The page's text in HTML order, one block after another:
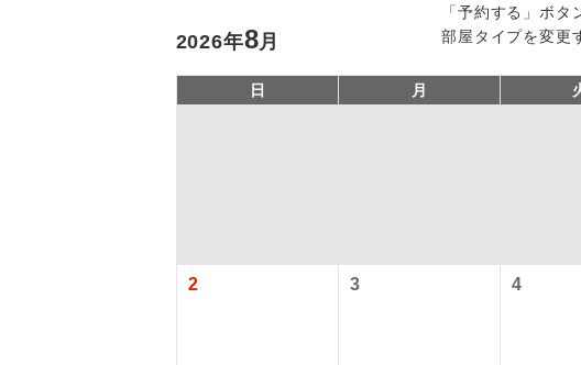
「予約する」ボタ
部屋タイプを変更
2026年8月
日 月
2 3 4